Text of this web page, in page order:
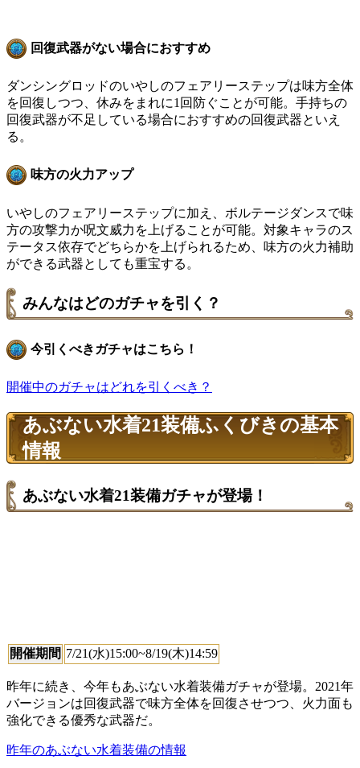
回復武器がない場合におすすめ
ダンシングロッドのいやしのフェアリーステップは味方全体
を回復しつつ、休みをまれに1回防ぐことが可能。手持ちの
回復武器が不足している場合におすすめの回復武器といえ
る。
味方の火力アップ
いやしのフェアリーステップに加え、ボルテージダンスで味
方の攻撃力か呪文威力を上げることが可能。対象キャラのス
テータス依存でどちらかを上げられるため、味方の火力補助
ができる武器としても重宝する。
みんなはどのガチャを引く？
今引くべきガチャはこちら！
開催中のガチャはどれを引くべき？
あぶない水着21装備ふくびきの基本
情報
あぶない水着21装備ガチャが登場！
開催期間 7/21(水)15:00~8/19(木)14:59
昨年に続き、今年もあぶない水着装備ガチャが登場。2021年
バージョンは回復武器で味方全体を回復させつつ、火力面も
強化できる優秀な武器だ。
昨年のあぶない水着装備の情報